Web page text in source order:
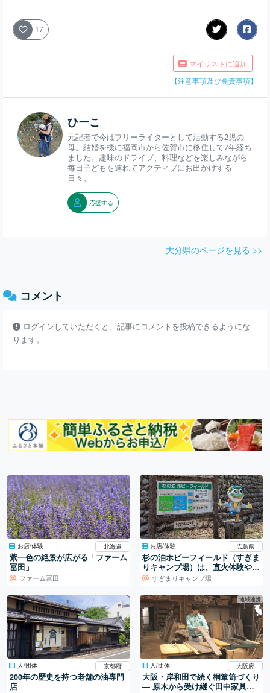
17
マイリストに追加
【注意事項及び免責事項】
ひーこ
元記者で今はフリーライターとして活動する2児の
母。結婚を機に福岡市から佐賀市に移住して7年経ち
ました。趣味のドライブ、料理などを楽しみながら
毎日子どもを連れてアクティブにお出かけする
日々。
応援する
大分県のページを見る >>
コメント
ログインしていただくと、記事にコメントを投稿できるようにな
ります。
お店/体験 北海道
紫一色の絶景が広がる「ファーム
冨田」
ファーム冨田
お店/体験 広島県
杉の泊ホビーフィールド（すぎま
りキャンプ場）は、直火体験や女
性限定のキャンプも安心楽しめま
すぎまりキャンプ場
人/団体 京都府
200年の歴史を持つ老舗の油専門
店
地域連携
人/団体 大阪府
大阪・岸和田で続く桐箪笥づくり
― 原木から受け継ぐ田中家具製